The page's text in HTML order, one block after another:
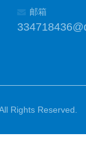
邮箱
Rights Reserved.